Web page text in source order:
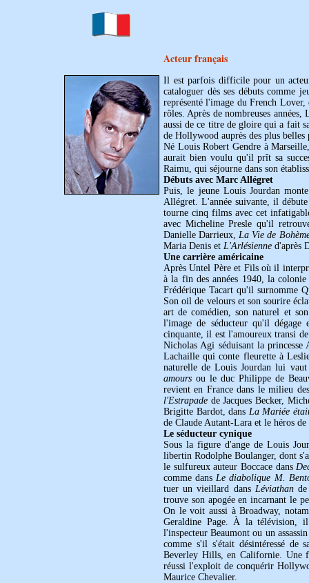
Acteur français
Il est parfois difficile pour un
cataloguer dès ses débuts comme
représenté l'image du French
rôles. Après de nombreuses
aussi de ce titre de gloire qui a fait
de Hollywood auprès des plus belles
Né Louis Robert Gendre à
aurait bien voulu qu'il prît sa
Raimu, qui séjourne dans son
Débuts avec Marc Allégret
Puis, le jeune Louis Jourdan
Allégret. L'année suivante, il
tourne cinq films avec cet
avec Micheline Presle qu'il
Danielle Darrieux,La Vie de
Maria Denis et L'Arlésienne d'après
Une carrière américaine
Après Untel Père et Fils où il
à la fin des années 1940, la
Frédérique Tacart qu'il surnomme
Son oil de velours et son sourire
art de comédien, son naturel et
l'image de séducteur qu'il
cinquante, il est l'amoureux transi
Nicholas Agi séduisant la
Lachaille qui conte fleurette à
naturelle de Louis Jourdan lui
amours ou le duc Philippe de
revient en France dans le milieu
l'Estrapade de Jacques Becker,
Brigitte Bardot, dans La Mariée
de Claude Autant-Lara et le héros
Le séducteur cynique
Sous la figure d'ange de Louis
libertin Rodolphe Boulanger, dont
le sulfureux auteur Boccace dans
comme dansLe diabolique M.
tuer un vieillard dans Léviathande
trouve son apogée en incarnant le
On le voit aussi à Broadway,
Geraldine Page. À la télévision,
l'inspecteur Beaumont ou un
comme s'il s'était désintéressé de
Beverley Hills, en Californie. Une
réussi l'exploit de conquérir
Maurice Chevalier.